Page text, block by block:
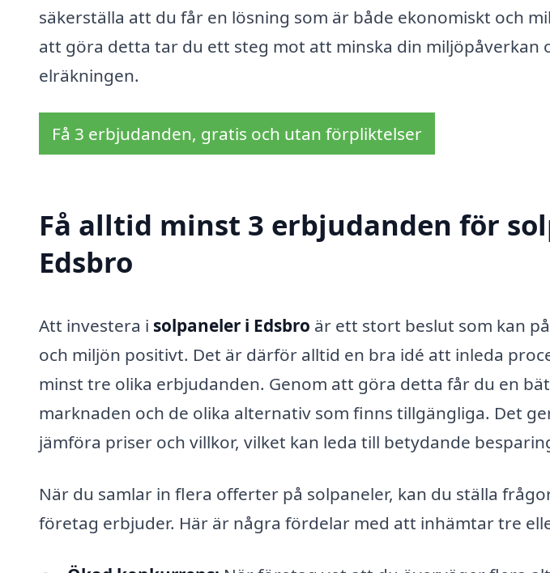
säkerställa att du får en lösning som är både ekonomiskt och
att göra detta tar du ett steg mot att minska din miljöpåverkan
elräkningen.
Få 3 erbjudanden, gratis och utan förpliktelser
Få alltid minst 3 erbjudanden för
Edsbro
Att investera i solpaneler i Edsbro är ett stort beslut som kan
och miljön positivt. Det är därför alltid en bra idé att inleda
minst tre olika erbjudanden. Genom att göra detta får du en
marknaden och de olika alternativ som finns tillgängliga. Det
jämföra priser och villkor, vilket kan leda till betydande
När du samlar in flera offerter på solpaneler, kan du ställa
företag erbjuder. Här är några fördelar med att inhämtar tre